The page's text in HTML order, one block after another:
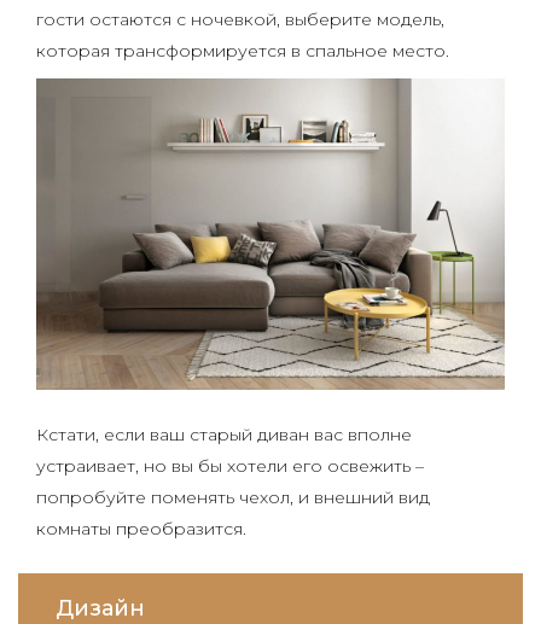
гости остаются с ночевкой, выберите модель,
которая трансформируется в спальное место.
Кстати, если ваш старый диван вас вполне
устраивает, но вы бы хотели его освежить –
попробуйте поменять чехол, и внешний вид
комнаты преобразится.
Дизайн